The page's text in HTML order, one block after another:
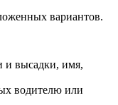
вариантов.
и высадки, имя,
водителю или